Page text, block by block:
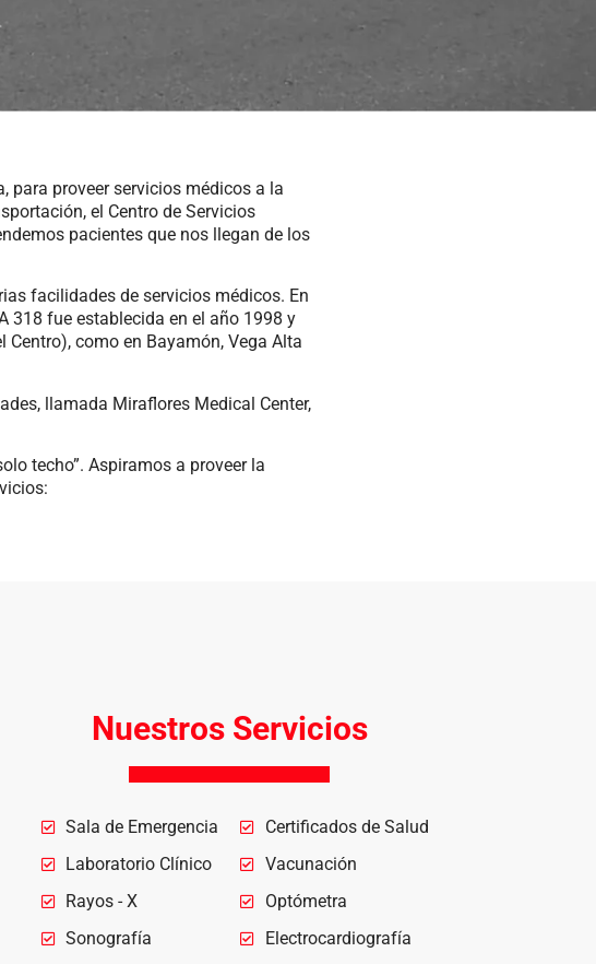
para proveer servicios médicos a la
el Centro de Servicios
pacientes que nos llegan de los
facilidades de servicios médicos. En
318 fue establecida en el año 1998 y
como en Bayamón, Vega Alta
llamada Miraflores Medical Center,
techo”. Aspiramos a proveer la
Nuestros Servicios
Sala de Emergencia
Laboratorio Clínico
Rayos - X
Sonografía
Certificados de Salud
Vacunación
Optómetra
Electrocardiografía